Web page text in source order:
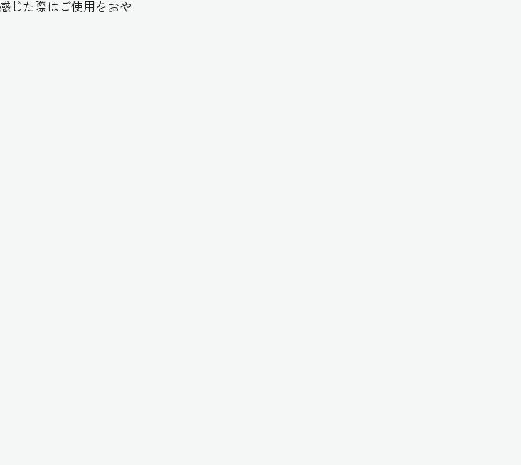
じた際はご使用をおや